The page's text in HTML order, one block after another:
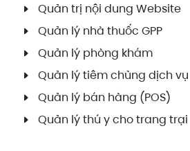
Quản trị nội dung Website
Quản lý nhà thuốc GPP
Quản lý phòng khám
Quản lý tiêm chủng dịch vụ
Quản lý bán hàng (POS)
Quản lý thú y cho trang trại